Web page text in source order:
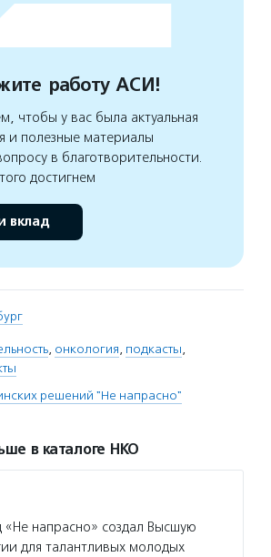
работу АСИ!
чтобы у вас была актуальная
и полезные материалы
в благотворительности.
достигнем
вклад
, онкология, подкасты,
решений "Не напрасно"
в каталоге НКО
напрасно» создал Высшую
для талантливых молодых